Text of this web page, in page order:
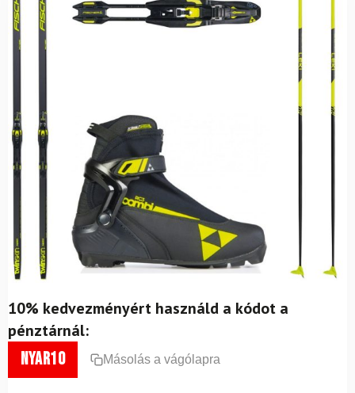
10% kedvezményért használd a kódot a
pénztárnál:
nyar10 Másolás a vágólapra